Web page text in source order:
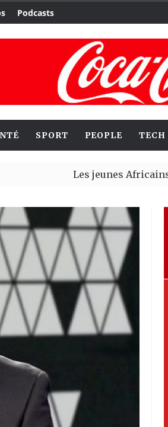
Podcasts
SPORT PEOPLE TECH
Les jeunes Africains